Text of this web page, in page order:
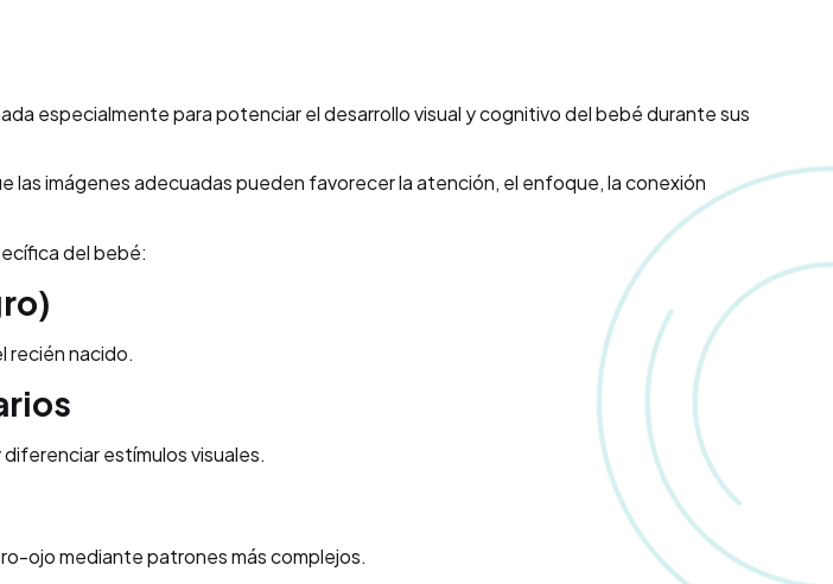
especialmente para potenciar el desarrollo visual y cognitivo del bebé durante sus
las imágenes adecuadas pueden favorecer la atención, el enfoque, la conexión
del bebé:
recién nacido.
estímulos visuales.
ojo mediante patrones más complejos.